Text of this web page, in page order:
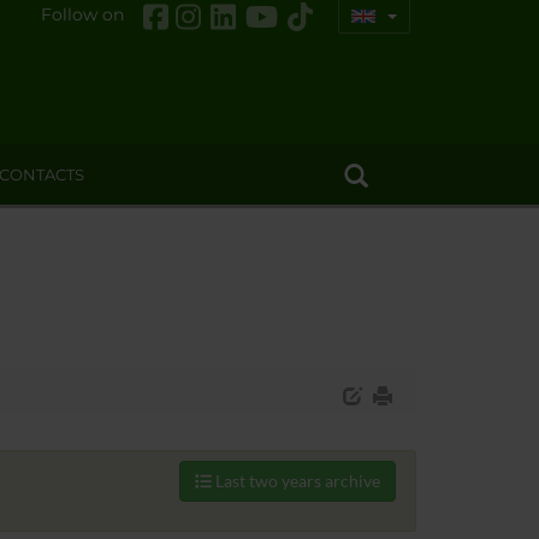
Follow on
CONTACTS
Last two years archive